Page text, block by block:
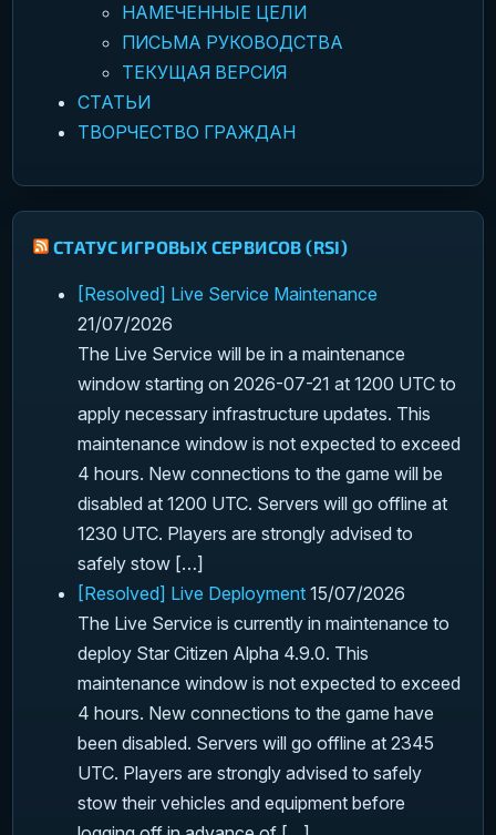
НАМЕЧЕННЫЕ ЦЕЛИ
ПИСЬМА РУКОВОДСТВА
ТЕКУЩАЯ ВЕРСИЯ
СТАТЬИ
ТВОРЧЕСТВО ГРАЖДАН
СТАТУС ИГРОВЫХ СЕРВИСОВ (RSI)
[Resolved] Live Service Maintenance
21/07/2026
The Live Service will be in a maintenance
window starting on 2026-07-21 at 1200 UTC to
apply necessary infrastructure updates. This
maintenance window is not expected to exceed
4 hours. New connections to the game will be
disabled at 1200 UTC. Servers will go offline at
1230 UTC. Players are strongly advised to
safely stow […]
[Resolved] Live Deployment 15/07/2026
The Live Service is currently in maintenance to
deploy Star Citizen Alpha 4.9.0. This
maintenance window is not expected to exceed
4 hours. New connections to the game have
been disabled. Servers will go offline at 2345
UTC. Players are strongly advised to safely
stow their vehicles and equipment before